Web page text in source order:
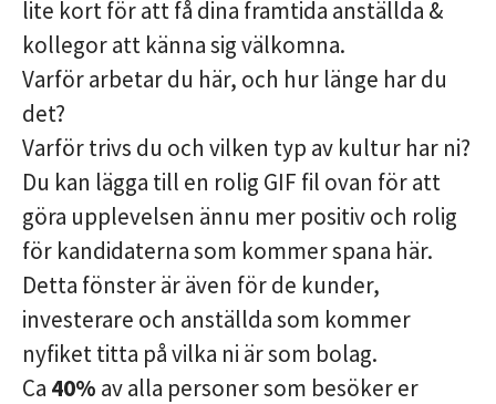
lite kort för att få dina framtida anställda &
kollegor att känna sig välkomna.
Varför arbetar du här, och hur länge har du
det?
Varför trivs du och vilken typ av kultur har ni?
Du kan lägga till en rolig GIF fil ovan för att
göra upplevelsen ännu mer positiv och rolig
för kandidaterna som kommer spana här.
Detta fönster är även för de kunder,
investerare och anställda som kommer
nyfiket titta på vilka ni är som bolag.
Ca 40% av alla personer som besöker er